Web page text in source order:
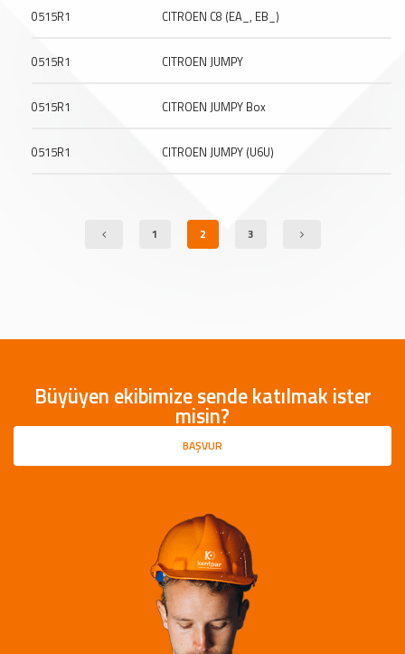
0515R1 CITROEN C8 (EA_, EB_)
0515R1 CITROEN JUMPY
0515R1 CITROEN JUMPY Box
0515R1 CITROEN JUMPY (U6U)
1 2 3
Büyüyen ekibimize sende katılmak ister
misin?
BAŞVUR